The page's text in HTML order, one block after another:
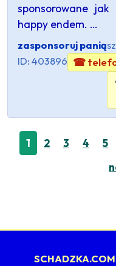
sponsorowane
happy endem. …
zasponsoruj panią
ID: 403896 ☎
1 2 3 4 5
SCHADZKA.COM